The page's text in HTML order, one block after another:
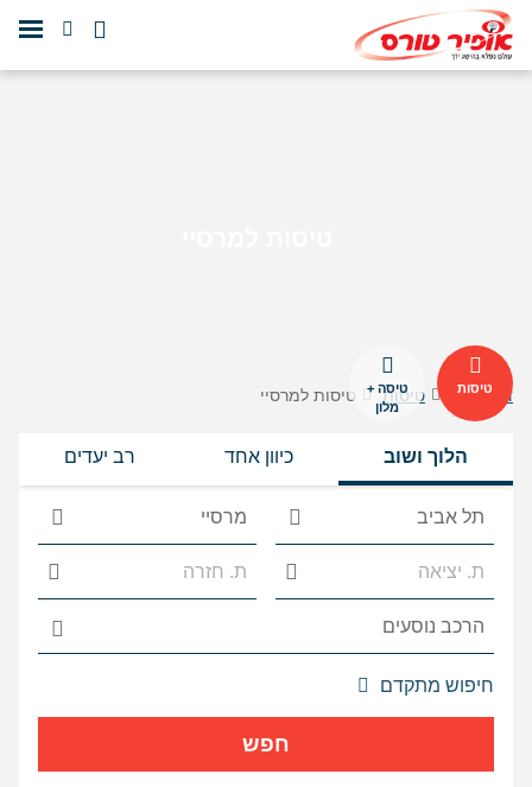
דף הבית טיסות טיסות למרסיי טיסות
טיסה +
מלון
הלוך ושוב כיוון אחד רב יעדים
חפש
חיפוש מתקדם
אפשרויות
הנוספות